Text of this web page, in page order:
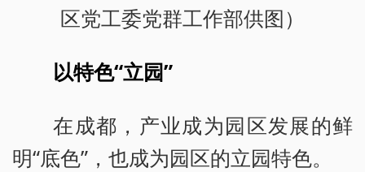
区党工委党群工作部供图）
以特色“立园”
在成都，产业成为园区发展的鲜
明“底色”，也成为园区的立园特色。